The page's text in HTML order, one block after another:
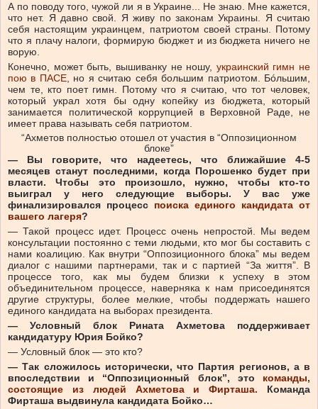
А по поводу того, чужой ли я в Украине... Не знаю. Мне кажется,
что нет. Я давно свой. Я живу по законам Украины. Я считаю
себя настоящим украинцем, патриотом своей страны. Потому
что я плачу налоги, формирую бюджет и из бюджета ничего не
ворую.
Конечно, может быть, вышиванку не ношу, украинский гимн не
пою в ПАСЕ, но я считаю себя большим патриотом. Бóльшим,
чем те, кто поет гимн. Потому что я считаю, что тот человек,
который украл хотя бы одну копейку из бюджета, который
занимается политической коррупцией в Верховной Раде, не
имеет права называть себя патриотом.
“Ахметов полностью отошел от участия в “Оппозиционном
блоке”
— Вы говорите, что надеетесь, что ближайшие 4-5
месяцев станут последними, когда Порошенко будет при
власти. Чтобы это произошло, нужно, чтобы кто-то
выиграл у него следующие выборы. У вас уже
финализировался процесс поиска единого кандидата от
вашего лагеря?
— Такой процесс идет. Процесс очень непростой. Мы ведем
консультации постоянно с теми людьми, кто мог бы составить с
нами коалицию. Как внутри “Оппозиционного блока” мы ведем
диалог с нашими партнерами, так и с партией “За життя”. В
процессе того, как мы будем близки к успеху в этом
объединительном процессе, наверняка к нам присоединятся
другие структуры, более мелкие, чтобы поддержать нашего
единого кандидата на выборах президента.
— Условный блок Рината Ахметова поддерживает
кандидатуру Юрия Бойко?
— Условный блок — это кто?
— Так сложилось исторически, что Партия регионов, а в
впоследствии и “Оппозиционный блок”, это команды,
состоящие из людей Ахметова и Фирташа. Команда
Фирташа выдвинула кандидата Бойко…